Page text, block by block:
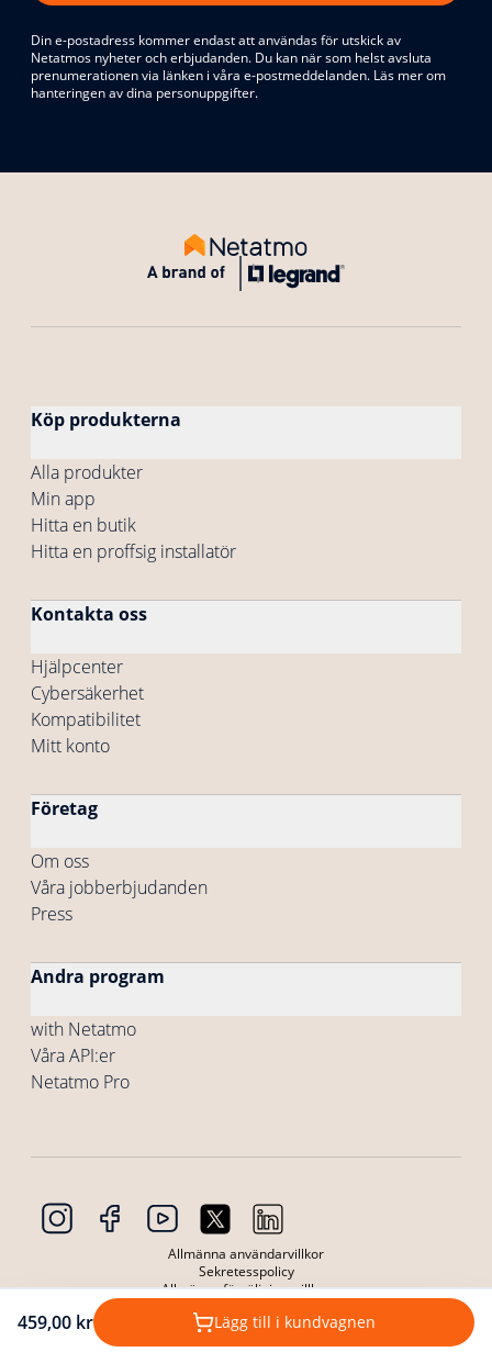
459,00 kr Lägg till i kundvagnen
Din e-postadress kommer endast att användas för utskick av
Netatmos nyheter och erbjudanden. Du kan när som helst avsluta
prenumerationen via länken i våra e-postmeddelanden. Läs mer om
hanteringen av dina personuppgifter.
Köp produkterna
Alla produkter
Min app
Hitta en butik
Hitta en proffsig installatör
Kontakta oss
Hjälpcenter
Cybersäkerhet
Kompatibilitet
Mitt konto
Företag
Om oss
Våra jobberbjudanden
Press
Andra program
with Netatmo
Våra API:er
Netatmo Pro
Allmänna användarvillkor
Sekretesspolicy
Allmänna försäljningsvillkor
Integritetspolicy Produkter